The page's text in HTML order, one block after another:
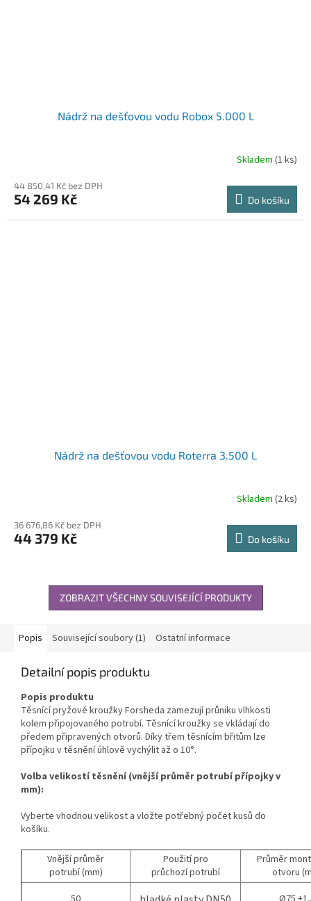
Nádrž na dešťovou vodu Robox 5.000 L
Skladem (1 ks)
44 850,41 Kč bez DPH
54 269 Kč Do košíku
Nádrž na dešťovou vodu Roterra 3.500 L
Skladem (2 ks)
36 676,86 Kč bez DPH
44 379 Kč Do košíku
ZOBRAZIT VŠECHNY SOUVISEJÍCÍ PRODUKTY
Popis Související soubory (1) Ostatní informace
Detailní popis produktu
Popis produktu
Těsnící pryžové kroužky Forsheda zamezují průniku vlhkosti
kolem připojovaného potrubí. Těsnící kroužky se vkládají do
předem připravených otvorů. Díky třem těsnícím břitům lze
přípojku v těsnění úhlově vychýlit až o 10°.
Volba velikostí těsnění (vnější průměr potrubí přípojky v
mm):
Vyberte vhodnou velikost a vložte potřebný počet kusů do
košíku.
Vnější průměr
potrubí (mm)
Použití pro
průchozí potrubí
Průměr
otvoru